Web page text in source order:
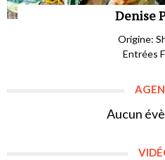
Denise
Origine:
Entrées
Aucun